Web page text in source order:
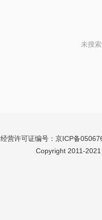
未搜
经营许可证编号： 京ICP备
Copyright 2011-2021